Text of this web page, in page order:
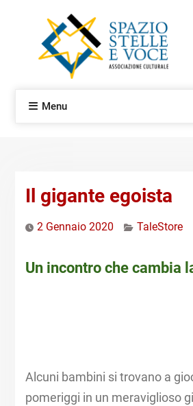
Menu
Il gigante egoista
2 Gennaio 2020 TaleStore
Un incontro che cambia
Alcuni bambini si trovano a
pomeriggi in un meraviglioso